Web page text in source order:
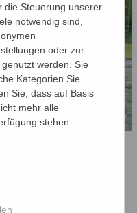
Bosse Riewe,
Rabzyn
die Steuerung unserer
notwendig sind,
oder zur
werden. Sie
Kategorien Sie
Sie, dass auf Basis
mehr alle
stehen.